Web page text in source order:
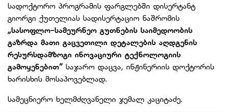
სადოქტორო პროგრამის ფარგლებში დისერტანტ
გიორგი ქუთელიას სადისერტაციო ნაშრომის
„სასოფლო-სამეურნეო გუთნების საიმედოობის
გაზრდა მათი გაცვეთილი დეტალების აღდგენის
რესურსდამზოგი ინოვაციური ტექნოლოგიის
გამოყენებით“ საჯარო დაცვა, ინჟინერიის დოქტორის
ხარისხის მოსაპოვებლად.
სამეცნიერო ხელმძღვანელი ჯემალ კაციტაძე.